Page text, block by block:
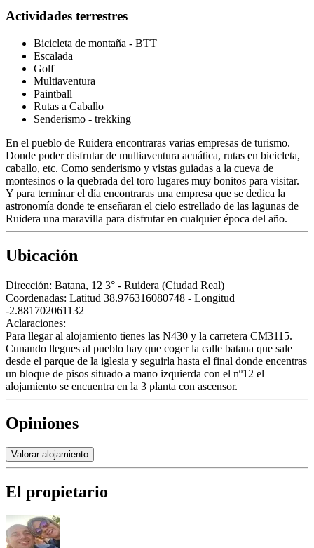
Actividades terrestres
Bicicleta de montaña - BTT
Escalada
Golf
Multiaventura
Paintball
Rutas a Caballo
Senderismo - trekking
En el pueblo de Ruidera encontraras varias empresas de turismo.
Donde poder disfrutar de multiaventura acuática, rutas en bicicleta,
caballo, etc. Como senderismo y vistas guiadas a la cueva de
montesinos o la quebrada del toro lugares muy bonitos para visitar.
Y para terminar el día encontraras una empresa que se dedica la
astronomía donde te enseñaran el cielo estrellado de las lagunas de
Ruidera una maravilla para disfrutar en cualquier época del año.
Ubicación
Dirección: Batana, 12 3° - Ruidera (Ciudad Real)
Coordenadas: Latitud 38.976316080748 - Longitud
-2.881702061132
Aclaraciones:
Para llegar al alojamiento tienes las N430 y la carretera CM3115.
Cunando llegues al pueblo hay que coger la calle batana que sale
desde el parque de la iglesia y seguirla hasta el final donde encentras
un bloque de pisos situado a mano izquierda con el nº12 el
alojamiento se encuentra en la 3 planta con ascensor.
Opiniones
Valorar alojamiento
El propietario